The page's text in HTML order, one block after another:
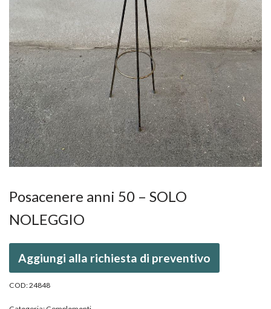
Posacenere anni 50 – SOLO
NOLEGGIO
Aggiungi alla richiesta di preventivo
COD:24848